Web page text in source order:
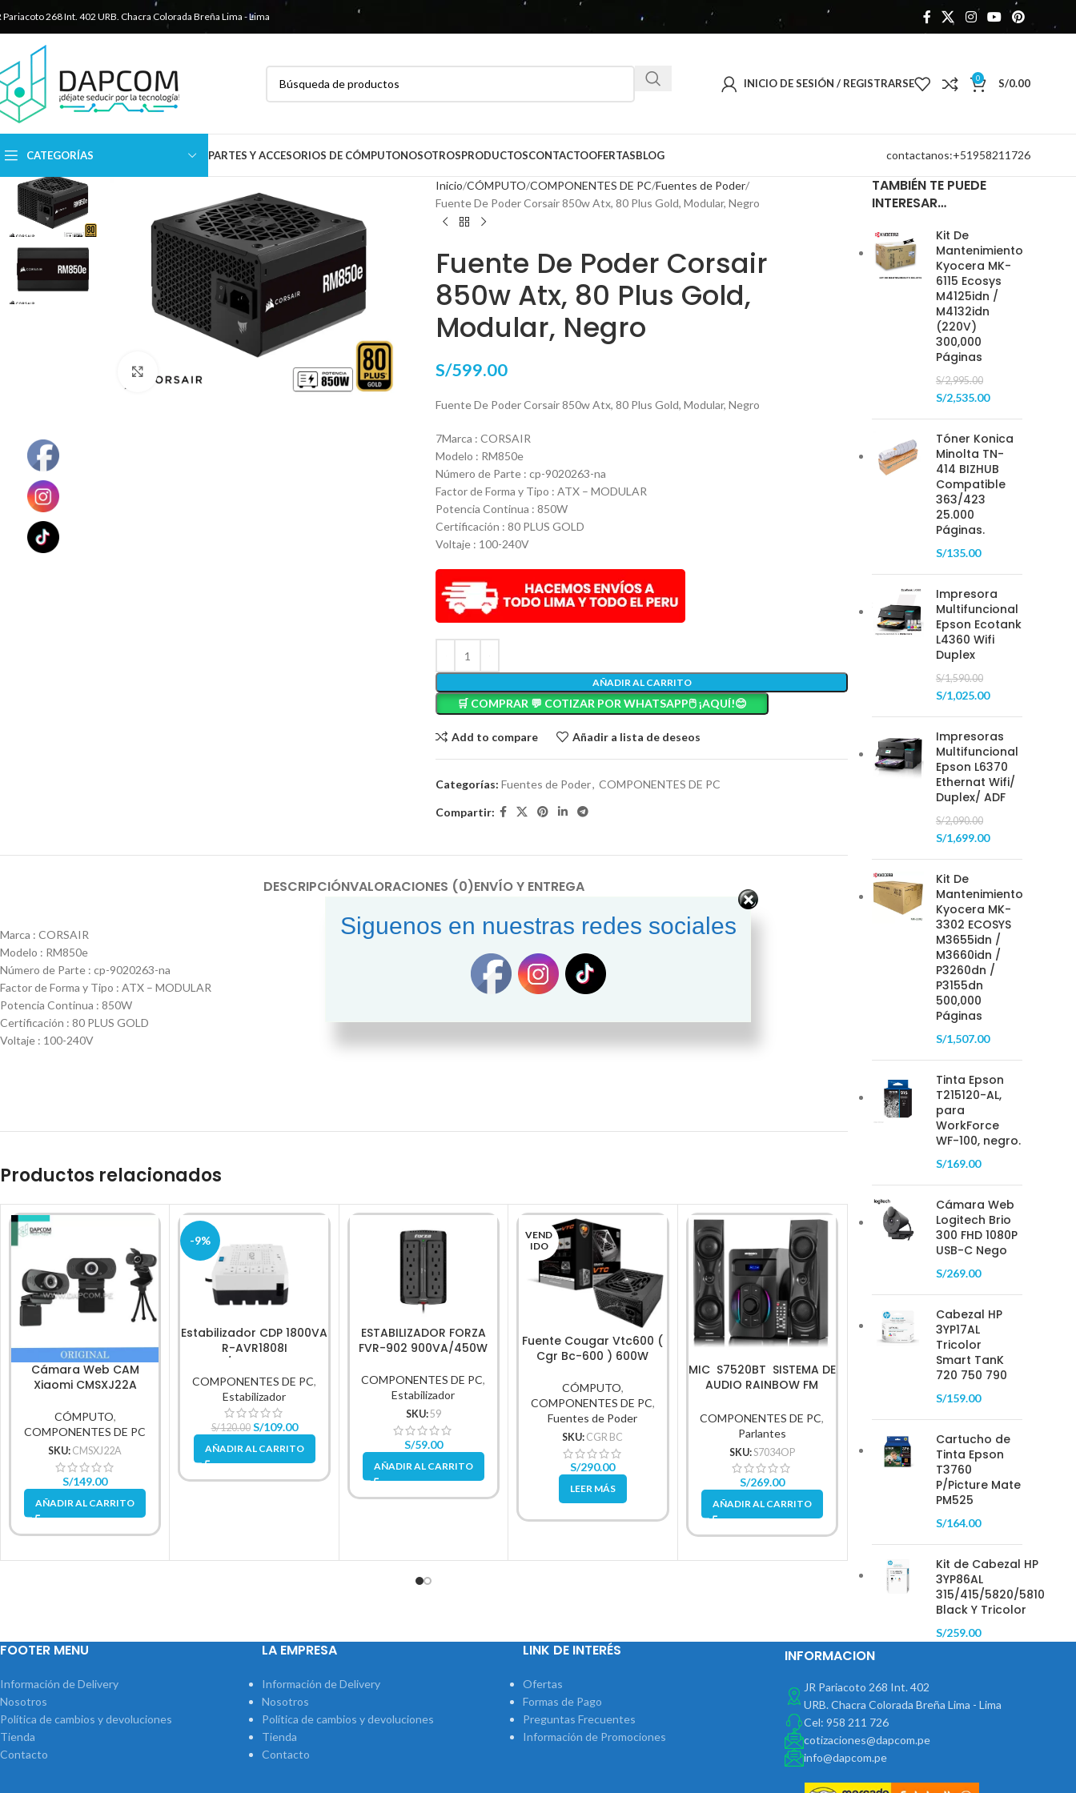
Pariacoto 268 Int. 402 URB. Chacra Colorada Breña Lima - Lima
INICIO DE SESIÓN / REGISTRARSE 0 S/0.00
CATEGORÍAS PARTES Y ACCESORIOS DE CÓMPUTONOSOTROSPRODUCTOSCONTACTOOFERTASBLOG contactanos:+51958211726
Inicio CÓMPUTO COMPONENTES DE PC Fuentes de Poder
Fuente De Poder Corsair 850w Atx, 80 Plus Gold, Modular, Negro
Fuente De Poder Corsair
850w Atx, 80 Plus Gold,
Modular, Negro
S/599.00
Fuente De Poder Corsair 850w Atx, 80 Plus Gold, Modular, Negro
7Marca : CORSAIR
Modelo : RM850e
Número de Parte : cp-9020263-na
Factor de Forma y Tipo : ATX – MODULAR
Potencia Continua : 850W
Certificación : 80 PLUS GOLD
Voltaje : 100-240V
AÑADIR AL CARRITO
🛒 COMPRAR 💬 COTIZAR POR WHATSAPP🖱️ ¡AQUÍ!😊
Add to compare Añadir a lista de deseos
Categorías: Fuentes de Poder, COMPONENTES DE PC
Compartir:
DESCRIPCIÓNVALORACIONES (0)ENVÍO Y ENTREGA
Marca : CORSAIR
Modelo : RM850e
Número de Parte : cp-9020263-na
Factor de Forma y Tipo : ATX – MODULAR
Potencia Continua : 850W
Certificación : 80 PLUS GOLD
Voltaje : 100-240V
Productos relacionados
Cámara Web CAM
Xiaomi CMSXJ22A
CÓMPUTO,
COMPONENTES DE PC
SKU: CMSXJ22A
S/149.00
AÑADIR AL CARRITO
-9%
Estabilizador CDP 1800VA
R-AVR1808I
COMPONENTES DE PC,
Estabilizador
S/120.00 S/109.00
AÑADIR AL CARRITO
ESTABILIZADOR FORZA
FVR-902 900VA/450W
COMPONENTES DE PC,
Estabilizador
SKU:59
S/59.00
AÑADIR AL CARRITO
VEND
IDO
Fuente Cougar Vtc600 (
Cgr Bc-600 ) 600W
CÓMPUTO,
COMPONENTES DE PC,
Fuentes de Poder
SKU: CGR BC
S/290.00
LEER MÁS
MIC S7520BT SISTEMA DE
AUDIO RAINBOW FM
COMPONENTES DE PC,
Parlantes
SKU:S7034OP
S/269.00
AÑADIR AL CARRITO
-34%
Monitor LG 24MR400,
reflejante/VGA x1/HDMI
x1
COMPONENTES DE PC,
Monitor LG
MONITOR<
PROYECTOR< BENQ
SKU: 24MR400
S/397.00
AÑADIR AL CARRITO
TAMBIÉN TE PUEDE
INTERESAR…
Kit De
Mantenimiento
Kyocera MK-
6115 Ecosys
M4125idn /
M4132idn
(220V)
300,000
Páginas
S/2,995.00
S/2,535.00
Tóner Konica
Minolta TN-
414 BIZHUB
Compatible
363/423
25.000
Páginas.
S/135.00
Impresora
Multifuncional
Epson Ecotank
L4360 Wifi
Duplex
S/1,590.00
S/1,025.00
Impresoras
Multifuncional
Epson L6370
Ethernat Wifi/
Duplex/ ADF
S/2,090.00
S/1,699.00
Kit De
Mantenimiento
Kyocera MK-
3302 ECOSYS
M3655idn /
M3660idn /
P3260dn /
P3155dn
500,000
Páginas
S/1,507.00
Tinta Epson
T215120-AL,
para
WorkForce
WF-100, negro.
S/169.00
Cámara Web
Logitech Brio
300 FHD 1080P
USB-C Nego
S/269.00
Cabezal HP
3YP17AL
Tricolor
Smart TanK
720 750 790
S/159.00
Cartucho de
Tinta Epson
T3760
P/Picture Mate
PM525
S/164.00
Kit de Cabezal HP
3YP86AL
315/415/5820/5810
Black Y Tricolor
S/259.00
FOOTER MENU
Información de Delivery
Nosotros
Política de cambios y devoluciones
Tienda
Contacto
LA EMPRESA
Información de Delivery
Nosotros
Política de cambios y devoluciones
Tienda
Contacto
LINK DE INTERÉS
Ofertas
Formas de Pago
Preguntas Frecuentes
Información de Promociones
INFORMACION
JR Pariacoto 268 Int. 402
URB. Chacra Colorada Breña Lima - Lima
Cel: 958 211 726
cotizaciones@dapcom.pe
info@dapcom.pe
Siguenos en nuestras redes sociales